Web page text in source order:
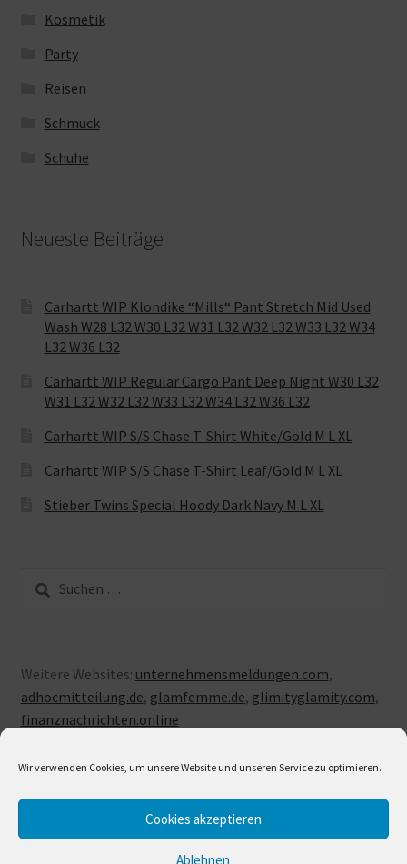
Wir verwenden Cookies, um unsere Website und unseren Service zu optimieren.
Cookies akzeptieren
Ablehnen
Kosmetik
Party
Reisen
Schmuck
Schuhe
Neueste Beiträge
Carhartt WIP Klondike “Mills“ Pant Stretch Mid Used
Wash W28 L32 W30 L32 W31 L32 W32 L32 W33 L32 W34
L32 W36 L32
Carhartt WIP Regular Cargo Pant Deep Night W30 L32
W31 L32 W32 L32 W33 L32 W34 L32 W36 L32
Carhartt WIP S/S Chase T-Shirt White/Gold M L XL
Carhartt WIP S/S Chase T-Shirt Leaf/Gold M L XL
Stieber Twins Special Hoody Dark Navy M L XL
Suche
nach:
Weitere Websites: unternehmensmeldungen.com,
adhocmitteilung.de, glamfemme.de, glimityglamity.com,
finanznachrichten.online
© LUXUSLOVE 2026
Erstellt mit Storefront & WooCommerce